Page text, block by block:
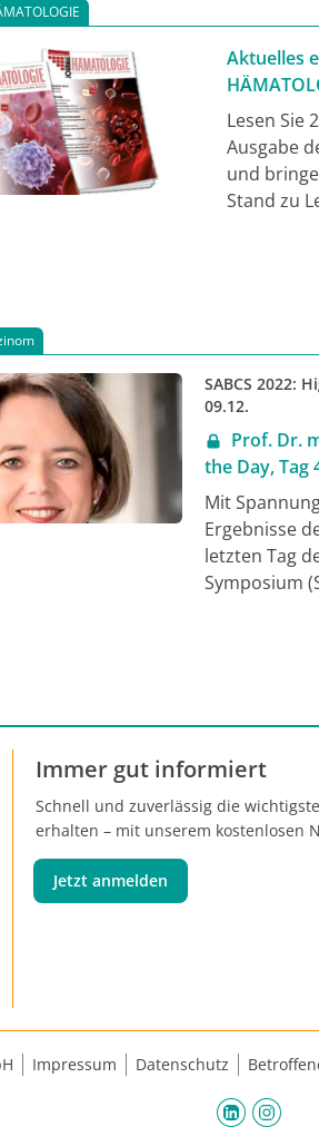
Ribociclib
Tages: die
letzten
der Phase-
und
versus
Aktuelles
Lesen Sie
Ausgabe
und
Stand zu
SABCS 2022:
09.12.
Prof. Dr.
the Day, Tag
bei frühem
pausieren?
Mit
Ergebnisse
letzten Tag
Symposium
Ergebnisse
Patientin
Antwort: Ja,
endokrine
dass sich
Highlights
Freitag,
Studie,
Carboplatin
Immer gut informiert
Schnell und zuverlässig die
erhalten – mit unserem kostenlosen
Jetzt anmelden
Impressum Datenschutz